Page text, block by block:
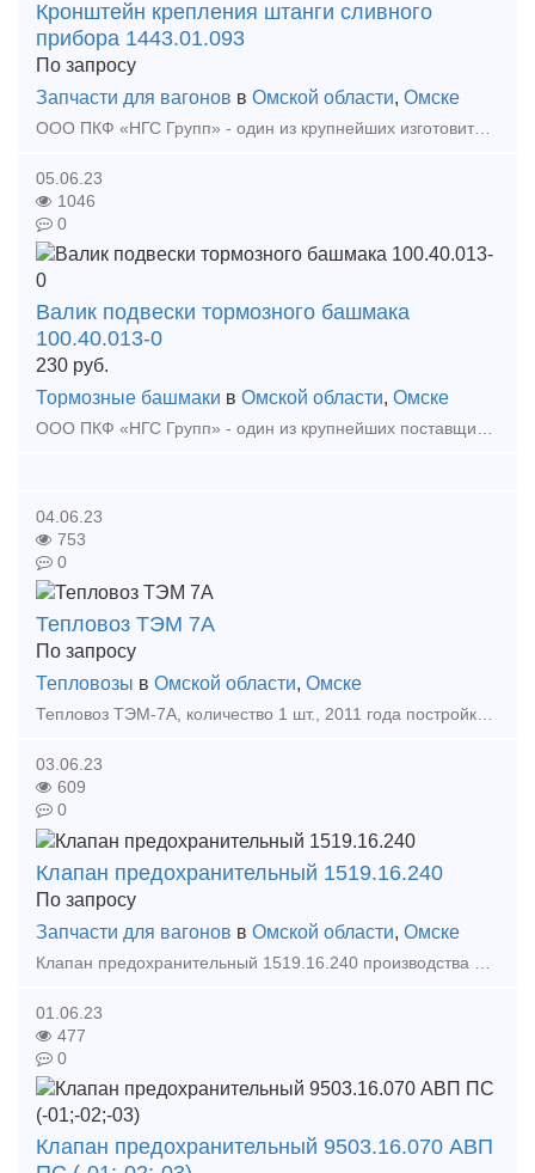
Кронштейн крепления штанги сливного
прибора 1443.01.093
По запросу
Запчасти для вагонов в Омской области, Омске
05.06.23
1046
0
Валик подвески тормозного башмака
100.40.013-0
230 руб.
Тормозные башмаки в Омской области, Омске
04.06.23
753
0
Тепловоз ТЭМ 7А
По запросу
Тепловозы в Омской области, Омске
Тепловоз ТЭМ-7А, количество 1 шт., 2011 года постройки. На данный момент проходит капитальный ремонт, заканчивается в октябре. Полный пакет документов. Стоимость и подробная техническая информ
03.06.23
609
0
Клапан предохранительный 1519.16.240
По запросу
Запчасти для вагонов в Омской области, Омске
Клапан предохранительный 1519.16.240 производства ОАО "Азовмаш". Предназначен для установки на вагонах-цистернах, транспортирующих сжиженные углеводороды и аммиак, с целью предотвращ
01.06.23
477
0
Клапан предохранительный 9503.16.070 АВП